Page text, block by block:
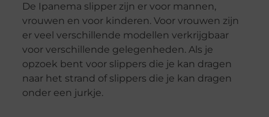
De Ipanema slipper zijn er voor mannen,
vrouwen en voor kinderen. Voor vrouwen zijn
er veel verschillende modellen verkrijgbaar
voor verschillende gelegenheden. Als je
opzoek bent voor slippers die je kan dragen
naar het strand of slippers die je kan dragen
onder een jurkje.